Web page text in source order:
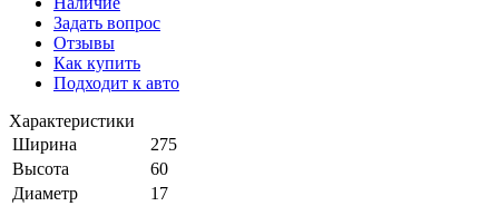
Задать вопрос
Отзывы
Как купить
Подходит к авто
Характеристики
Ширина
275
Высота
60
Диаметр
17